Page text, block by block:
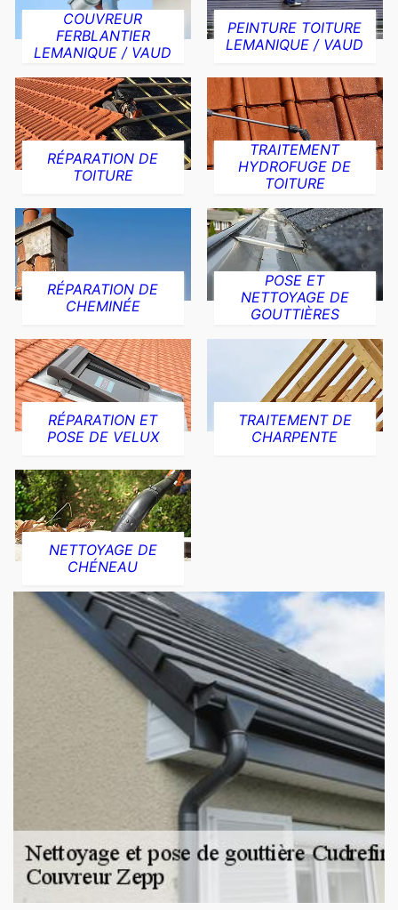
COUVREUR
FERBLANTIER
LEMANIQUE / VAUD
PEINTURE TOITURE
LEMANIQUE / VAUD
RÉPARATION DE
TOITURE
TRAITEMENT
HYDROFUGE DE
TOITURE
RÉPARATION DE
CHEMINÉE
POSE ET
NETTOYAGE DE
GOUTTIÈRES
RÉPARATION ET
POSE DE VELUX
TRAITEMENT DE
CHARPENTE
NETTOYAGE DE
CHÉNEAU